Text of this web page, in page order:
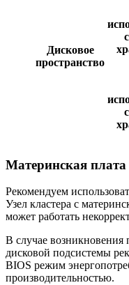
Дисковое
пространство
Материнская плата
Рекомендуем
Узел кластера с
может работать
В случае возникновения
дисковой подсистемы
BIOS режим
производительностью.